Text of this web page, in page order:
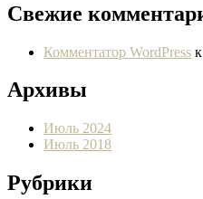
Свежие
Комментатор WordPress
Архивы
Июль 2024
Июль 2018
Рубрики